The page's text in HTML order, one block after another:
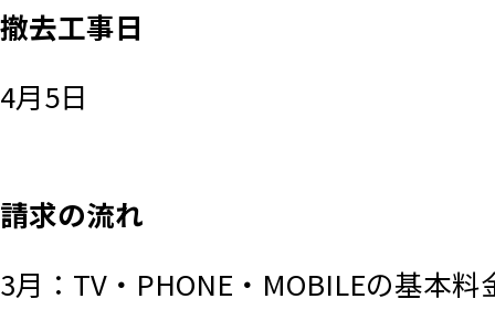
撤去工事日
4月5日
請求の流れ
3月：TV・PHONE・MOBILEの基本